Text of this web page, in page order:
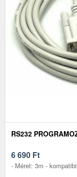
RS232
6 690 Ft
- Méret: 3m -